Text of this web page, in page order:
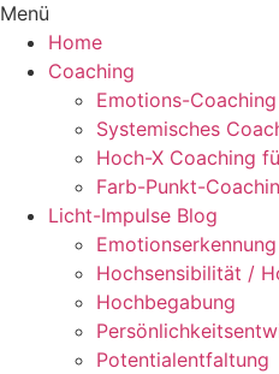
Menü
Home
Coaching
Emotions-Coaching
Systemisches
Hoch-X Coaching
Farb-Punkt-
Licht-Impulse Blog
Emotionserkennung
Hochsensibilität /
Hochbegabung
Potentialentfaltung